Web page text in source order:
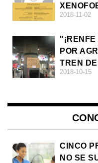
DE LA
2018-11-02
POR
TREN
2018-10-15
CINCO
NO SE